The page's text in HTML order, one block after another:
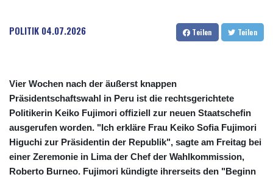
POLITIK 04.07.2026 Teilen Teilen
Vier Wochen nach der äußerst knappen
Präsidentschaftswahl in Peru ist die rechtsgerichtete
Politikerin Keiko Fujimori offiziell zur neuen Staatschefin
ausgerufen worden. "Ich erkläre Frau Keiko Sofia Fujimori
Higuchi zur Präsidentin der Republik", sagte am Freitag bei
einer Zeremonie in Lima der Chef der Wahlkommission,
Roberto Burneo. Fujimori kündigte ihrerseits den "Beginn